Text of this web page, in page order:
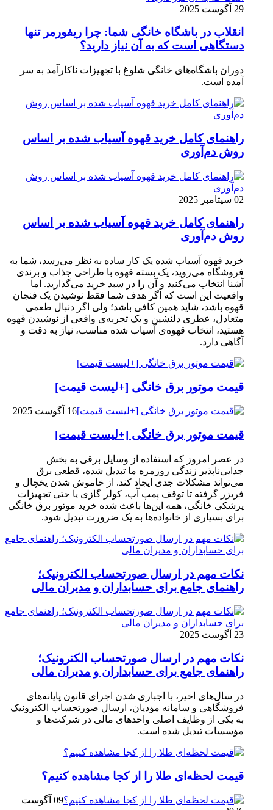
29 آگوست 2025
انقلاب در باشگاه خانگی شما: چرا ریفورمر تنها
دستگاهی است که به آن نیاز دارید؟
دوران باشگاه‌های خانگی شلوغ با تجهیزات ناکارآمد به سر
آمده است.
راهنمای کامل خرید قهوه آسیاب شده بر اساس
روش دم‌آوری
02 سپتامبر 2025
راهنمای کامل خرید قهوه آسیاب شده بر اساس
روش دم‌آوری
خرید قهوه آسیاب شده یک کار ساده به نظر می‌رسد، شما به
فروشگاه می‌روید، یک بسته قهوه با طراحی جذاب و برندی
آشنا انتخاب می‌کنید و آن را در سبد خرید می‌گذارید. اما
واقعیت این است که اگر هدف شما فقط نوشیدن یک فنجان
قهوه باشد، شاید همین کافی باشد؛ ولی اگر دنبال طعمی
متعادل، عطری دلنشین و یک تجربه‌ی واقعی از نوشیدن قهوه
هستید، انتخاب قهوه‌ی آسیاب شده مناسب، نیاز به دقت و
آگاهی دارد.
قیمت موتور برق خانگی [+لیست قیمت]
16 آگوست 2025
قیمت موتور برق خانگی [+لیست قیمت]
در عصر امروز که استفاده از وسایل برقی به بخش
جدایی‌ناپذیر زندگی روزمره ما تبدیل شده، قطعی برق
می‌تواند مشکلات جدی ایجاد کند. از خاموش شدن یخچال و
فریزر گرفته تا توقف پمپ آب، کولر گازی یا حتی تجهیزات
پزشکی خانگی، همه این‌ها باعث شده خرید موتور برق خانگی
برای بسیاری از خانواده‌ها به یک ضرورت تبدیل شود.
نکات مهم در ارسال صورتحساب الکترونیک؛
راهنمای جامع برای حسابداران و مدیران مالی
23 آگوست 2025
نکات مهم در ارسال صورتحساب الکترونیک؛
راهنمای جامع برای حسابداران و مدیران مالی
در سال‌های اخیر، با اجباری شدن اجرای قانون پایانه‌های
فروشگاهی و سامانه مؤدیان، ارسال صورتحساب الکترونیک
به یکی از وظایف اصلی واحدهای مالی در شرکت‌ها و
مؤسسات تبدیل شده است.
قیمت لحظه‌ای طلا را از کجا مشاهده کنیم؟
09 آگوست